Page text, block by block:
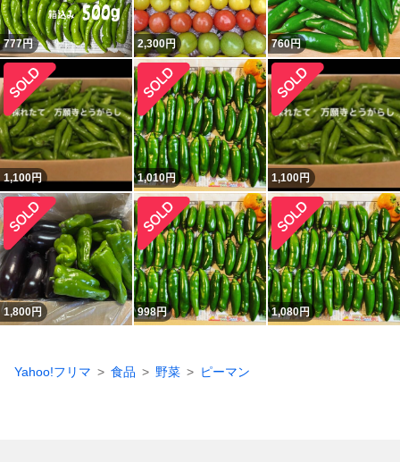
777円 2,300円 760円
1,100円 1,010円 1,100円
1,800円 998円 1,080円
Yahoo!フリマ 食品 野菜 ピーマン